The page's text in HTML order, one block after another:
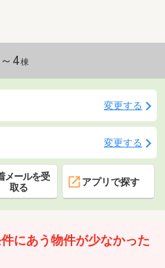
4棟
変更する
変更する
メールを受
取る
アプリで探す
にあう物件が少なかった